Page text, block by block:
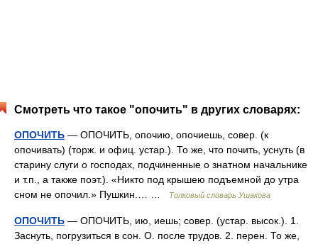
Смотреть что такое "опочить" в других словарях:
ОПОЧИТЬ — ОПОЧИТЬ, опочию, опочиешь, совер. (к
опочивать) (торж. и офиц. устар.). То же, что почить, уснуть (в
старину слуги о господах, подчиненные о знатном начальнике
и т.п., а также поэт.). «Никто под крышею подъемной до утра
сном не опочил.» Пушкин.… …
Толковый словарь Ушакова
ОПОЧИТЬ — ОПОЧИТЬ, ию, иешь; совер. (устар. высок.). 1.
Заснуть, погрузиться в сон. О. после трудов. 2. перен. То же,